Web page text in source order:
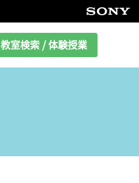
教室検索 / 体験授業